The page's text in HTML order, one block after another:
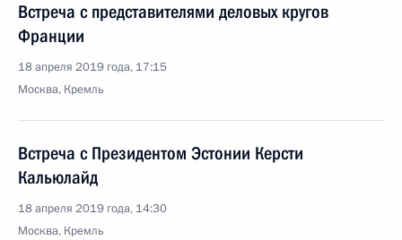
Встреча с представителями деловых кругов
Франции
18 апреля 2019 года, 17:15
Москва, Кремль
Встреча с Президентом Эстонии Керсти
Кальюлайд
18 апреля 2019 года, 14:30
Москва, Кремль